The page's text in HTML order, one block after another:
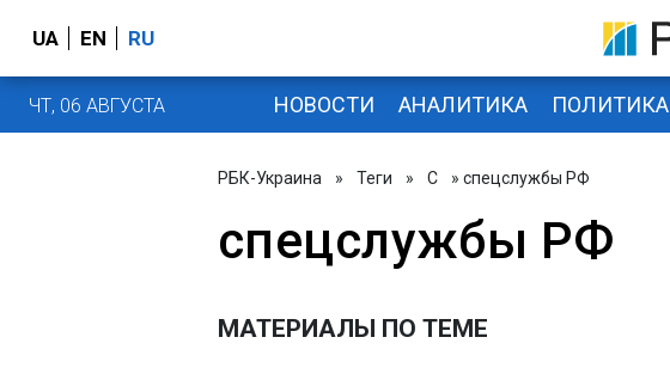
UA EN RU
ЧТ, 06 АВГУСТА НОВОСТИ АНАЛИТИКА ПОЛИТИКА
РБК-Украина » Теги » С » спецслужбы РФ
спецслужбы РФ
МАТЕРИАЛЫ ПО ТЕМЕ